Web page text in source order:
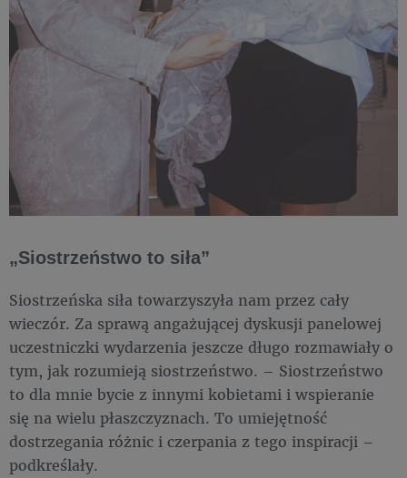
„Siostrzeństwo to siła”
Siostrzeńska siła towarzyszyła nam przez cały
wieczór. Za sprawą angażującej dyskusji panelowej
uczestniczki wydarzenia jeszcze długo rozmawiały o
tym, jak rozumieją siostrzeństwo. – Siostrzeństwo
to dla mnie bycie z innymi kobietami i wspieranie
się na wielu płaszczyznach. To umiejętność
dostrzegania różnic i czerpania z tego inspiracji –
podkreślały.